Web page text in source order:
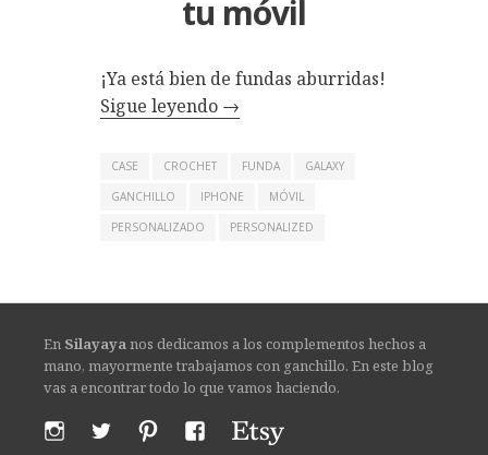
tu móvil
¡Ya está bien de fundas aburridas!
Sigue leyendo →
CASE CROCHET FUNDA
GALAXY
GANCHILLO
IPHONE
MÓVIL
PERSONALIZADO
PERSONALIZED
En Silayayanos dedicamos a los complementos hechos a
mano, mayormente trabajamos con ganchillo. En este blog
vas a encontrar todo lo que vamos haciendo.